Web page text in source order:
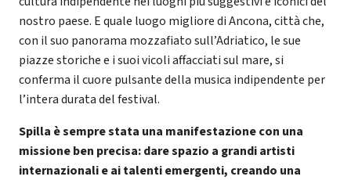
nostro paese. E quale luogo migliore di Ancona, città che,
con il suo panorama mozzafiato sull’Adriatico, le sue
piazze storiche e i suoi vicoli affacciati sul mare, si
conferma il cuore pulsante della musica indipendente per
l’intera durata del festival.
Spilla è sempre stata una manifestazione con una
missione ben precisa: dare spazio a grandi artisti
internazionali e ai talenti emergenti, creando una